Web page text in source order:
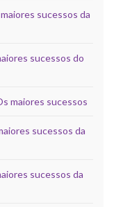
sucessos da
sucessos do
maiores sucessos
sucessos da
sucessos da